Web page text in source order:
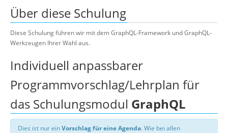
Über diese Schulung
Diese Schulung führen wir mit dem GraphQL-Framework und GraphQL-
Werkzeugen Ihrer Wahl aus.
Individuell anpassbarer
Programmvorschlag/Lehrplan für
das Schulungsmodul GraphQL
Dies ist nur einVorschlag für eine Agenda. Wie bei allen